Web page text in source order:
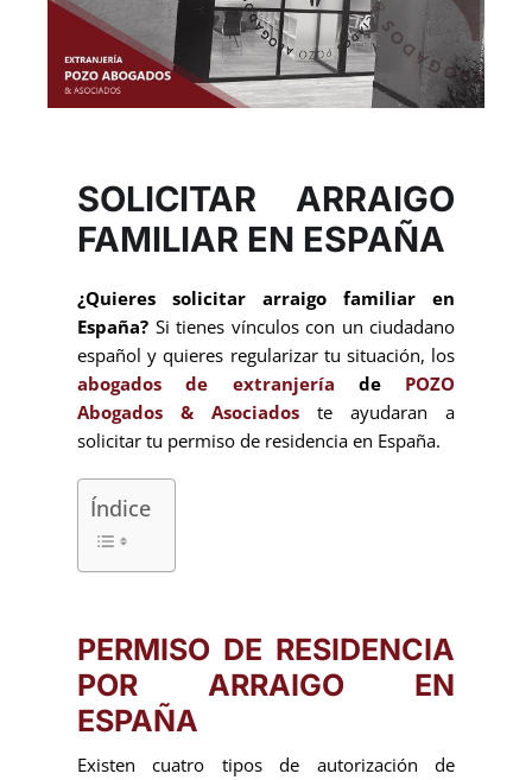
SOLICITAR ARRAIGO
FAMILIAR EN ESPAÑA
¿Quieres solicitar arraigo familiar en
España? Si tienes vínculos con un ciudadano
español y quieres regularizar tu situación, los
abogados de extranjería de POZO
Abogados & Asociados te ayudaran a
solicitar tu permiso de residencia en España.
Índice
PERMISO DE RESIDENCIA
POR ARRAIGO EN
ESPAÑA
Existen cuatro tipos de autorización de